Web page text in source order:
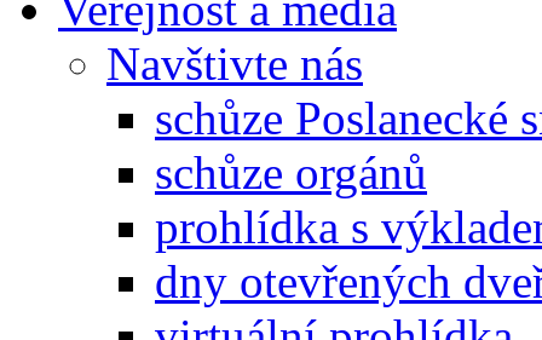
Navštivte nás
schůze Poslanecké
schůze orgánů
prohlídka s
dny otevřených